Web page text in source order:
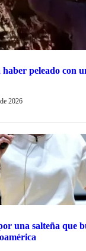
peleado con
2026
una salteña que